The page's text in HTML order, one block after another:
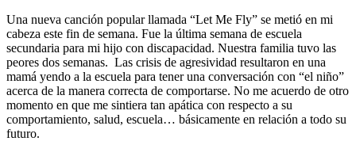
Una nueva canción popular llamada “Let Me Fly” se metió en mi
cabeza este fin de semana. Fue la última semana de escuela
secundaria para mi hijo con discapacidad. Nuestra familia tuvo las
peores dos semanas. Las crisis de agresividad resultaron en una
mamá yendo a la escuela para tener una conversación con “el niño”
acerca de la manera correcta de comportarse. No me acuerdo de otro
momento en que me sintiera tan apática con respecto a su
comportamiento, salud, escuela… básicamente en relación a todo su
futuro.